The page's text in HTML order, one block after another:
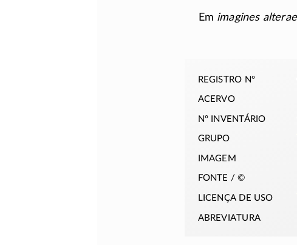
Em imagines alterae
registro nº
acervo
nº inventário
grupo
imagem
fonte / ©
licença de uso
abreviatura